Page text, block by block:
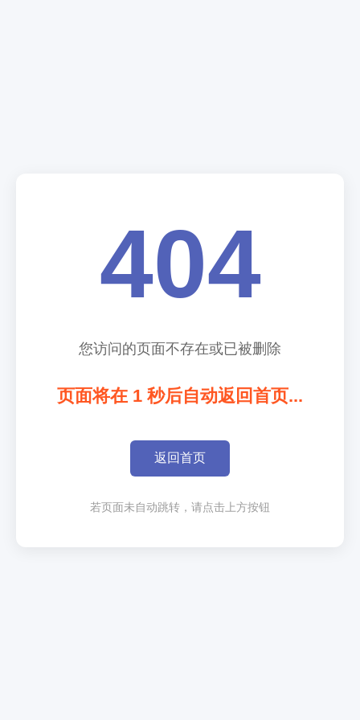
404
您访问的页面不存在或已被删除
页面将在 1 秒后自动返回首页...
返回首页
若页面未自动跳转，请点击上方按钮